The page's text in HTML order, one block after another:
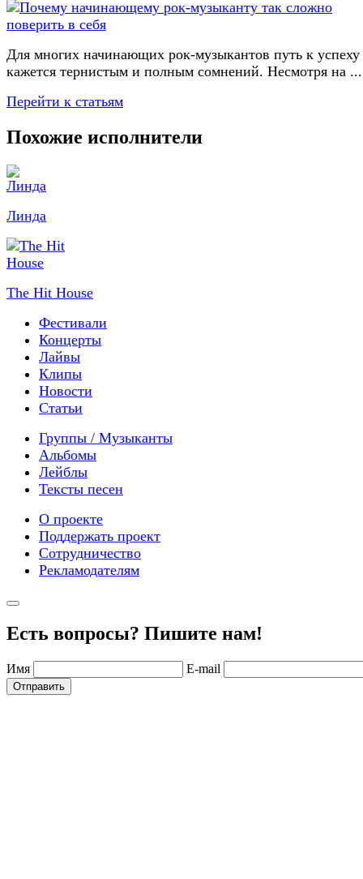
Для многих начинающих рок-музыкантов путь к успеху
кажется тернистым и полным сомнений. Несмотря на ...
Перейти к статьям
Похожие исполнители
Линда
The Hit House
Фестивали
Концерты
Лайвы
Клипы
Новости
Статьи
Группы / Музыканты
Альбомы
Лейблы
Тексты песен
О проекте
Поддержать проект
Сотрудничество
Рекламодателям
Есть вопросы? Пишите нам!
Имя E-mail